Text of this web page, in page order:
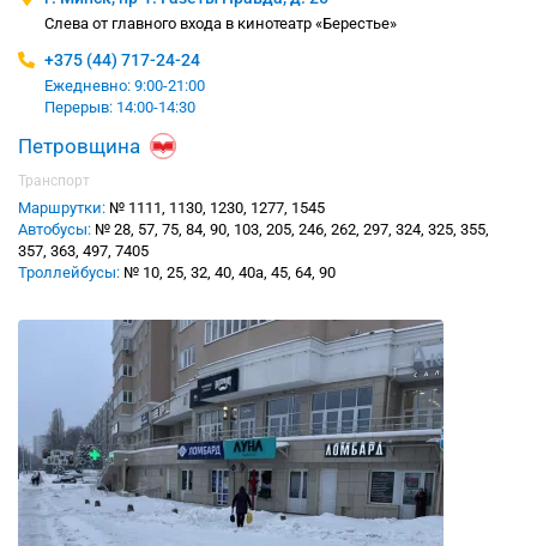
Слева от главного входа в кинотеатр «Берестье»
+375 (44) 717-24-24
Ежедневно: 9:00-21:00
Перерыв: 14:00-14:30
Петровщина
Транспорт
Маршрутки: № 1111, 1130, 1230, 1277, 1545
Автобусы: № 28, 57, 75, 84, 90, 103, 205, 246, 262, 297, 324, 325, 355,
357, 363, 497, 7405
Троллейбусы: № 10, 25, 32, 40, 40а, 45, 64, 90